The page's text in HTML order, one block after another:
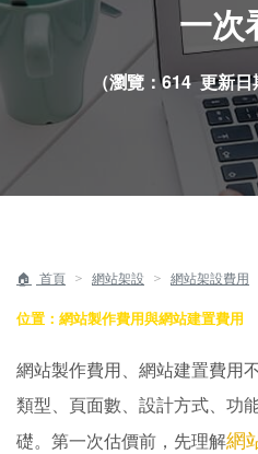
一次
（瀏覽：614 更新
首頁 ＞ 網站架設 ＞ 網站架設費用
位置：網站製作費用與網站建置費用
網站製作費用、網站建置費用
類型、頁面數、設計方式、功
礎。第一次估價前，先理解網